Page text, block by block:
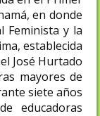
en donde
Feminista y la
establecida
José Hurtado
mayores de
siete años
educadoras